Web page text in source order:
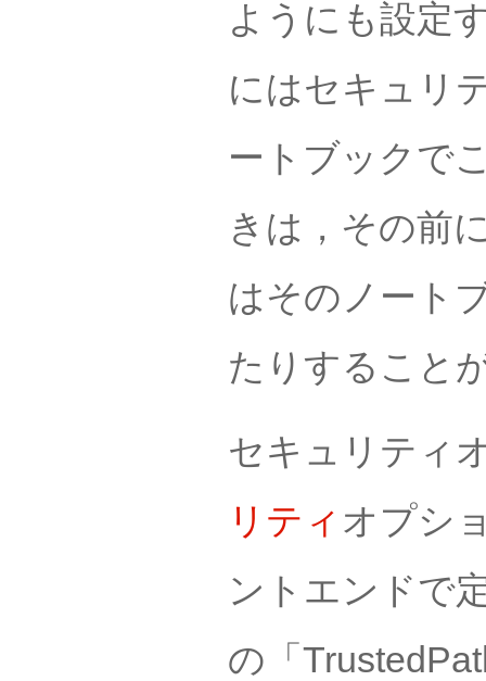
ようにも設定
にはセキュリ
ートブックで
きは，その前
はそのノート
たりすること
セキュリティ
リティ オプシ
ントエンドで
の「